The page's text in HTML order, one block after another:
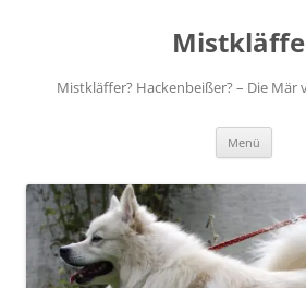
Mistkläffer? Hackenbeißer? – Die Mär
Menü